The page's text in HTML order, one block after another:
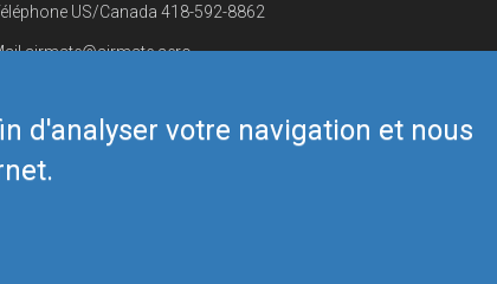
d'analyser votre navigation et nous
US/Canada 418-592-8862
airmate@airmate.aero